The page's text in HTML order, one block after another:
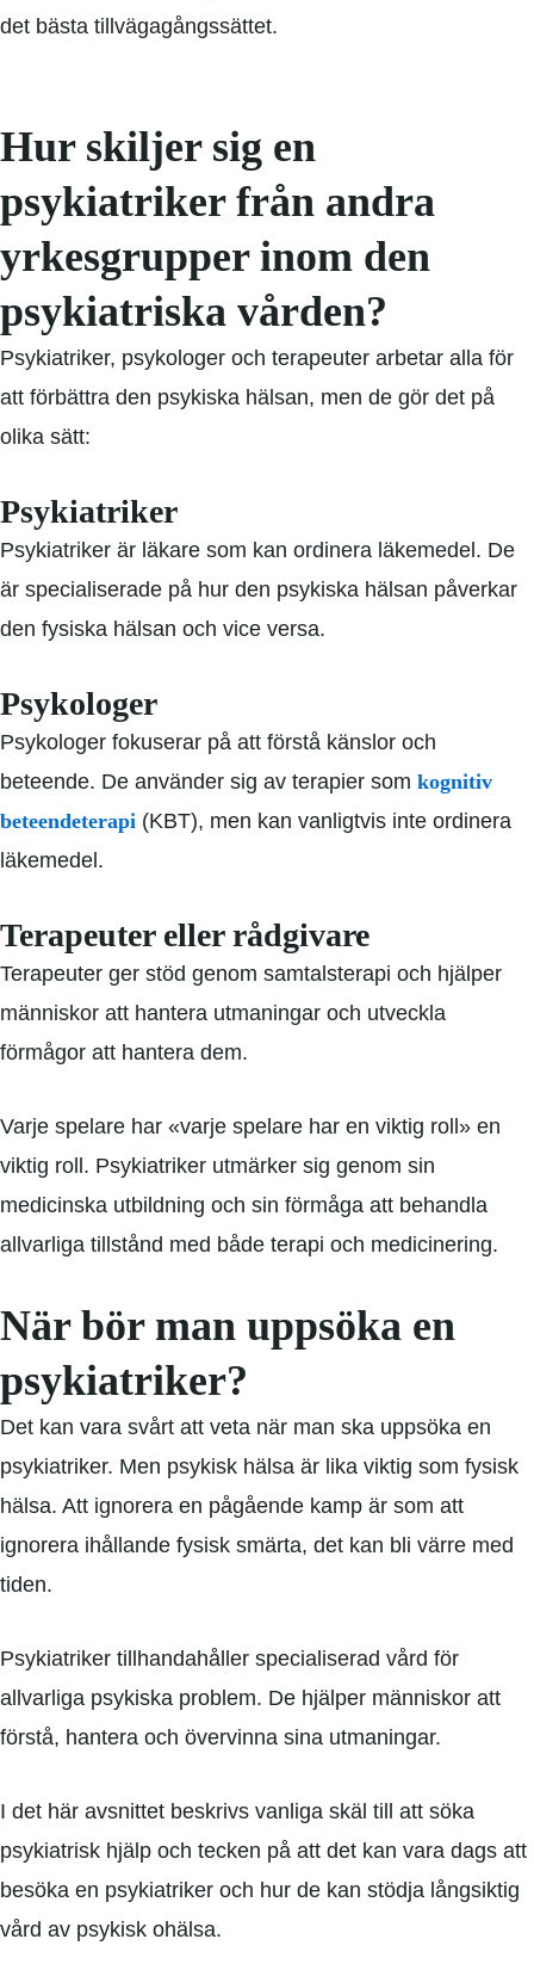
det bästa tillvägagångssättet.
Hur skiljer sig en
psykiatriker från andra
yrkesgrupper inom den
psykiatriska vården?
Psykiatriker, psykologer och terapeuter arbetar alla för
att förbättra den psykiska hälsan, men de gör det på
olika sätt:
Psykiatriker
Psykiatriker är läkare som kan ordinera läkemedel. De
är specialiserade på hur den psykiska hälsan påverkar
den fysiska hälsan och vice versa.
Psykologer
Psykologer fokuserar på att förstå känslor och
beteende. De använder sig av terapier som kognitiv
beteendeterapi (KBT), men kan vanligtvis inte ordinera
läkemedel.
Terapeuter eller rådgivare
Terapeuter ger stöd genom samtalsterapi och hjälper
människor att hantera utmaningar och utveckla
förmågor att hantera dem.
Varje spelare har «varje spelare har en viktig roll» en
viktig roll. Psykiatriker utmärker sig genom sin
medicinska utbildning och sin förmåga att behandla
allvarliga tillstånd med både terapi och medicinering.
När bör man uppsöka en
psykiatriker?
Det kan vara svårt att veta när man ska uppsöka en
psykiatriker. Men psykisk hälsa är lika viktig som fysisk
hälsa. Att ignorera en pågående kamp är som att
ignorera ihållande fysisk smärta, det kan bli värre med
tiden.
Psykiatriker tillhandahåller specialiserad vård för
allvarliga psykiska problem. De hjälper människor att
förstå, hantera och övervinna sina utmaningar.
I det här avsnittet beskrivs vanliga skäl till att söka
psykiatrisk hjälp och tecken på att det kan vara dags att
besöka en psykiatriker och hur de kan stödja långsiktig
vård av psykisk ohälsa.